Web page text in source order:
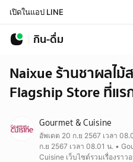
เปิดในแอป LINE
กิน-ดื่ม
Naixue ร้านชาผลไ
Flagship Store ที่แ
Gourmet & Cuisine
อัพเดต 20 ก.ย 2567 เวลา
ก.ย 2567 เวลา 08.01 น. •
Cuisine เว็บไซต์รวมเรื่องราว